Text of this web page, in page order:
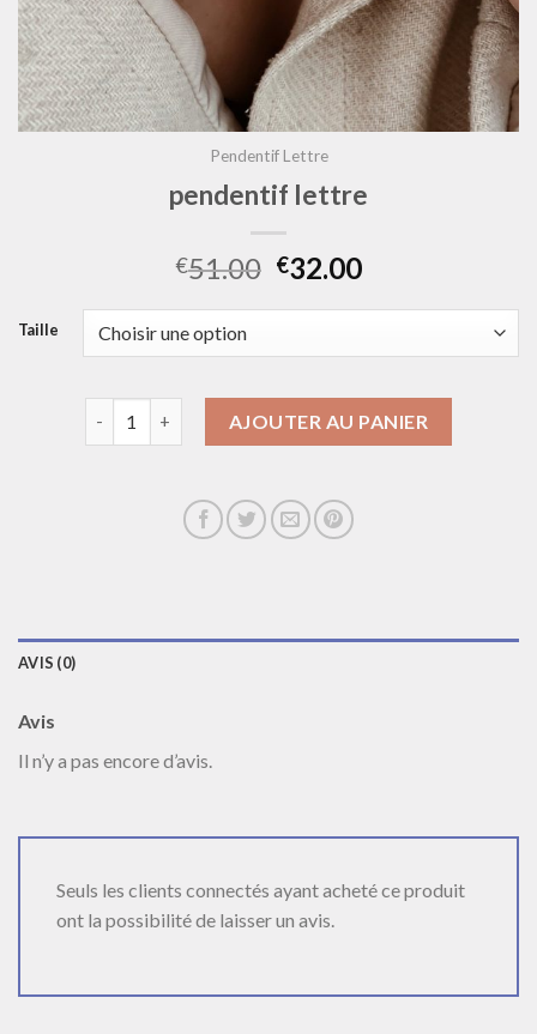
Pendentif Lettre
pendentif lettre
€51.00 €32.00
Taille
AJOUTER AU PANIER
AVIS (0)
Avis
Il n’y a pas encore d’avis.
Seuls les clients connectés ayant acheté ce produit
ont la possibilité de laisser un avis.